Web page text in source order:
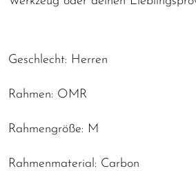
Geschlecht: Herren
Rahmen: OMR
Rahmengröße: M
Rahmenmaterial: Carbon